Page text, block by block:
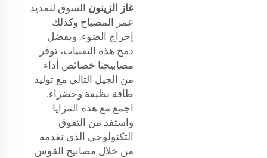
غاز الزينون السوق لتمديد
عمر المصباح وكذلك
إخراج الضوء. وبفضل
دمج هذه التقنيات، توفر
مصابيحنا خصائص أداء
من الجيل التالي مع توليد
طاقة نظيفة وخضراء.
اجمع مع هذه المزايا
واستفد من التفوق
التكنولوجي الذي نقدمه
من خلال مصابيح القوس